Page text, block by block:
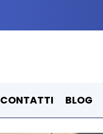
CONTATTI BLOG